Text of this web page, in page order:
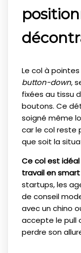
Le col à
button-down,
fixées au tissu
boutons. Ce
soigné même
car le col reste
que soit la
Ce col est
travail en
startups, les
de conseil
avec un chino
accepte le pull
perdre son